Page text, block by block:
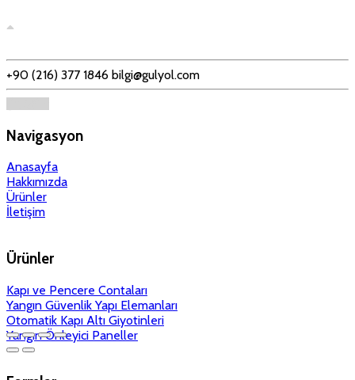
+90 (216) 377 1846 bilgi@gulyol.com
Navigasyon
Anasayfa
Hakkımızda
Ürünler
İletişim
Ürünler
Kapı ve Pencere Contaları
Yangın Güvenlik Yapı Elemanları
Otomatik Kapı Altı Giyotinleri
Yangın Önleyici Paneller